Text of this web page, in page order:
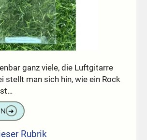
ganz viele, die Luftgitarre
stellt man sich hin, wie ein Rock
➔
Rubrik